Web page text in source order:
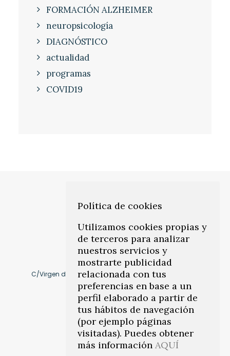
FORMACIÓN ALZHEIMER
neuropsicología
DIAGNÓSTICO
actualidad
programas
COVID19
C/Virgen de Montserrat, 10 41011, Los Remedios. Sevilla
Cómo llegar
info@citeasevilla.es
Política de cookies
Utilizamos cookies propias y
de terceros para analizar
nuestros servicios y
mostrarte publicidad
relacionada con tus
preferencias en base a un
perfil elaborado a partir de
tus hábitos de navegación
(por ejemplo páginas
visitadas). Puedes obtener
más información AQUÍ